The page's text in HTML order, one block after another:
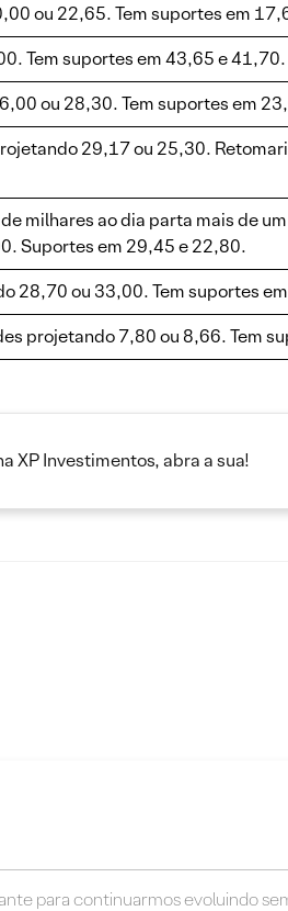
ou 22,65. Tem suportes em
Tem suportes em 43,65 e 41,70.
ou 28,30. Tem suportes em
29,17 ou 25,30.
milhares ao dia parta mais de
Suportes em 29,45 e 22,80.
28,70 ou 33,00. Tem suportes
projetando 7,80 ou 8,66. Tem
XP Investimentos, abra a sua!